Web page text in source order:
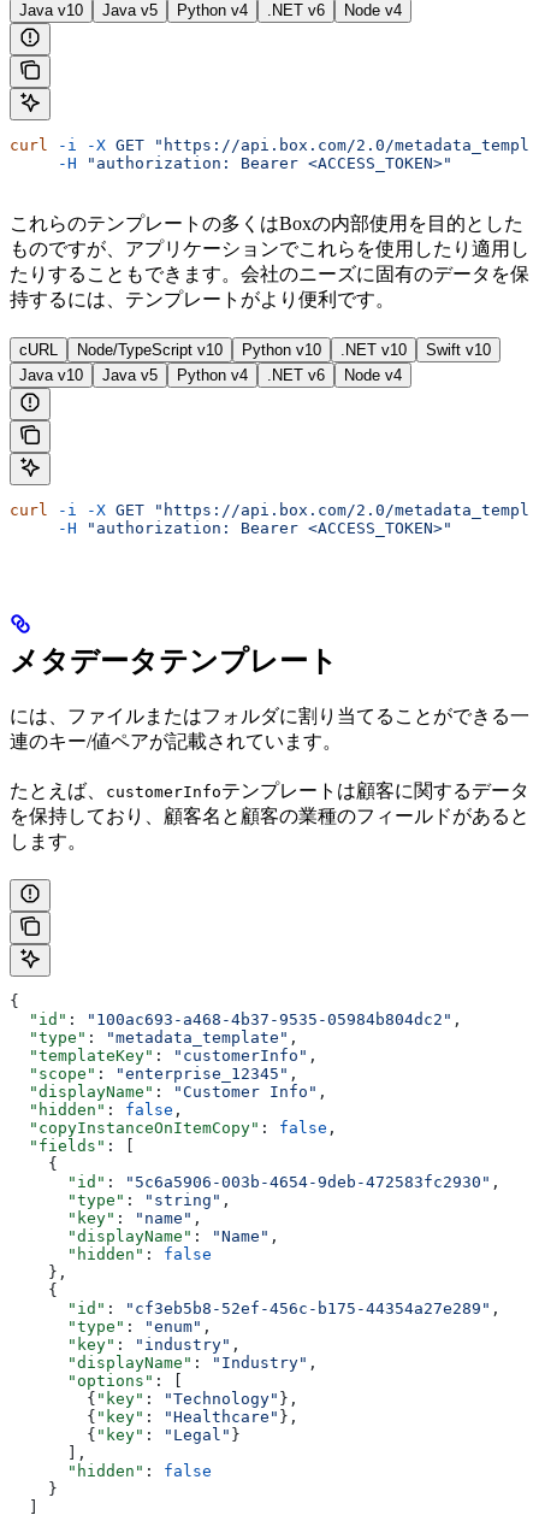
Java v10
Java v5 Python v4 .NET v6 Node v4
curl -i -X GET "https://api.box.com/2.0/
     -H
"authorization: Bearer <ACCESS_TOKEN>"
これらのテンプレートの多くはBoxの内部使用を目的とした
ものですが、アプリケーションでこれらを使用したり適用し
たりすることもできます。会社のニーズに固有のデータを保
持するには、 テンプレートがより便利です。
cURL Node/TypeScript v10 Python v10 .NET v10
Swift v10
Java v10
Java v5 Python v4 .NET v6 Node v4
curl -i -X GET "https://api.box.com/2.0/
     -H
"authorization: Bearer <ACCESS_TOKEN>"
メタデータテンプレート
には、ファイルまたはフォルダに割り当てることができる一
連のキー/値ペアが記載されています。
たとえば、 customerInfoテンプレートは顧客に関するデータ
を保持しており、顧客名と顧客の業種のフィールドがあると
します。
{
  "id"
: "100ac693-a468-4b37-9535-05984b804dc2" ,
  "type"
: "metadata_template" ,
  "templateKey"
: "customerInfo" ,
  "scope"
: "enterprise_12345" ,
  "displayName"
: "Customer Info" ,
  "hidden"
: false ,
  "copyInstanceOnItemCopy"
: false ,
  "fields"
: [
    {
      "id"
: "5c6a5906-003b-4654-9deb-472583fc2930" ,
      "type"
: "string" ,
      "key"
: "name" ,
      "displayName"
: "Name" ,
      "hidden"
: false
    },
    {
      "id"
: "cf3eb5b8-52ef-456c-b175-44354a27e289" ,
      "type"
: "enum" ,
      "key"
: "industry" ,
      "displayName"
: "Industry" ,
      "options"
: [
        {
"key" : "Technology" },
        {
"key" : "Healthcare" },
        {
"key" : "Legal" }
      ],
      "hidden"
: false
    }